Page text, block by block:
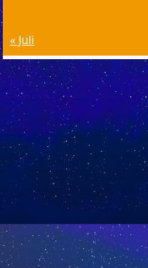
« Juli